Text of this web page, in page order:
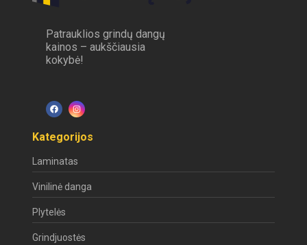
Patrauklios grindų dangų
kainos – aukščiausia
kokybė!
Kategorijos
Laminatas
Vinilinė danga
Plytelės
Grindjuostės